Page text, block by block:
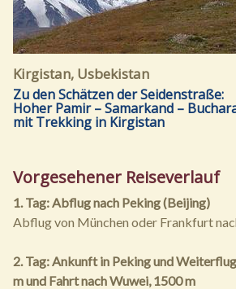
Kirgistan, Usbekistan
Zu den Schätzen der Seidenstraße:
Hoher Pamir – Samarkand –
mit Trekking in Kirgistan
Vorgesehener Reiseverlauf
1. Tag: Abflug nach Peking (Beijing)
Abflug von München oder Frankfurt
2. Tag: Ankunft in Peking und
m und Fahrt nach Wuwei, 1500 m